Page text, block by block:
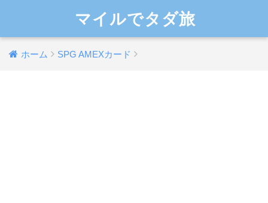
マイルでタダ旅
ホーム SPG AMEXカード